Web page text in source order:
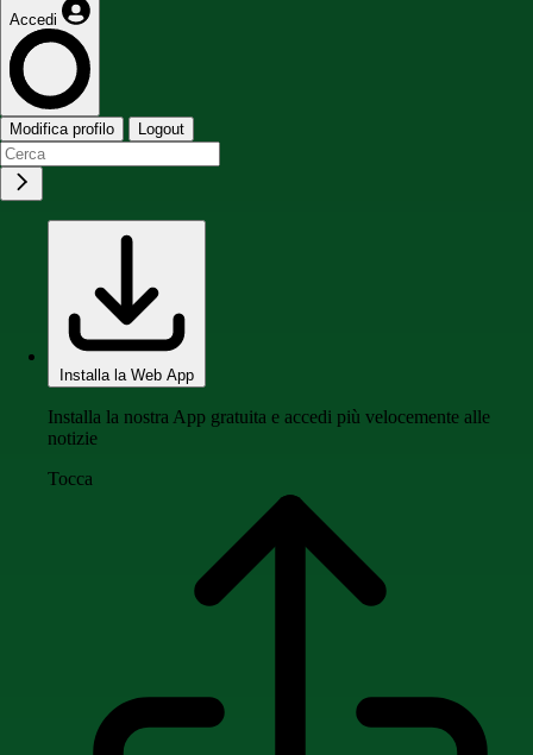
Accedi
Modifica profilo Logout
Installa la Web App
Installa la nostra App gratuita e accedi più velocemente alle
notizie
Tocca